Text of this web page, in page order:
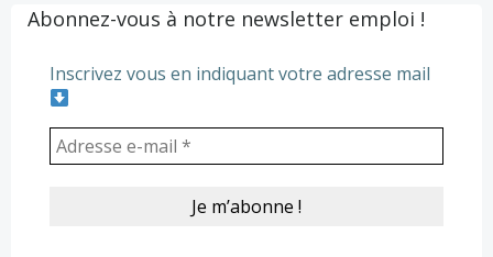
Abonnez-vous à notre newsletter emploi !
Inscrivez vous en indiquant votre adresse mail